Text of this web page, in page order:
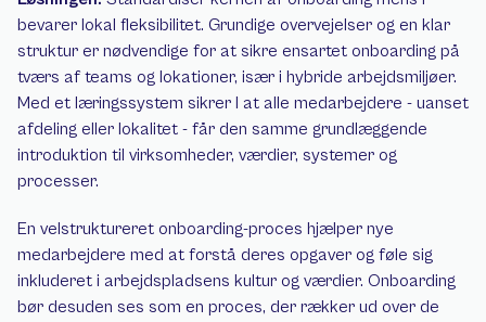
bevarer lokal fleksibilitet. Grundige overvejelser og en klar
struktur er nødvendige for at sikre ensartet onboarding på
tværs af teams og lokationer, især i hybride arbejdsmiljøer.
Med et læringssystem sikrer I at alle medarbejdere - uanset
afdeling eller lokalitet - får den samme grundlæggende
introduktion til virksomheder, værdier, systemer og
processer.
En velstruktureret onboarding-proces hjælper nye
medarbejdere med at forstå deres opgaver og føle sig
inkluderet i arbejdspladsens kultur og værdier. Onboarding
bør desuden ses som en proces, der rækker ud over de